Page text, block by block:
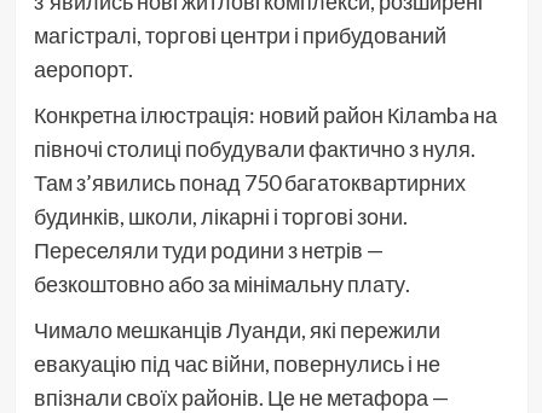
магістралі, торгові центри і прибудований
аеропорт.
Конкретна ілюстрація: новий район Кілаmba на
півночі столиці побудували фактично з нуля.
Там з’явились понад 750 багатоквартирних
будинків, школи, лікарні і торгові зони.
Переселяли туди родини з нетрів —
безкоштовно або за мінімальну плату.
Чимало мешканців Луанди, які пережили
евакуацію під час війни, повернулись і не
впізнали своїх районів. Це не метафора —